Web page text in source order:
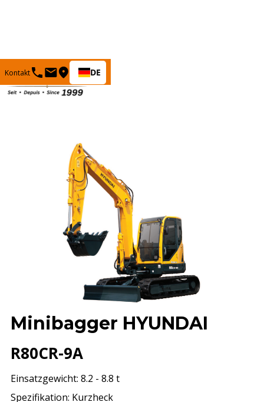
Kontakt DE
Minibagger HYUNDAI
R80CR-9A
Einsatzgewicht: 8.2 - 8.8 t
Spezifikation: Kurzheck